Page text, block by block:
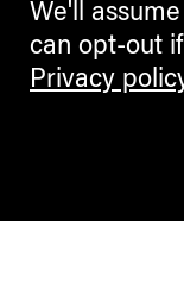
We'll
can opt-out
Privacy